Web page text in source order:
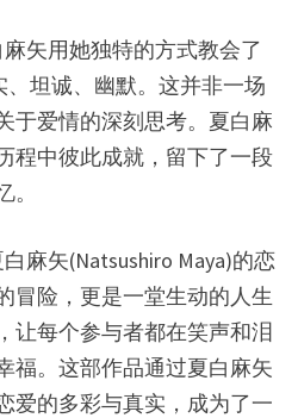
矢用她独特的方式教会了
坦诚、幽默。这并非一场
于爱情的深刻思考。夏白麻
程中彼此成就，留下了一段
麻矢(Natsushiro Maya)的恋
冒险，更是一堂生动的人生
让每个参与者都在笑声和泪
福。这部作品通过夏白麻矢
爱的多彩与真实，成为了一